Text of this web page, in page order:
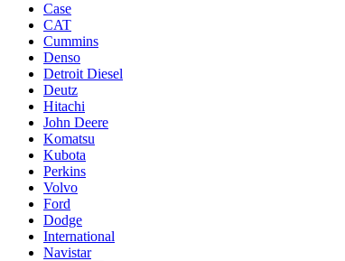
Case
CAT
Cummins
Denso
Detroit Diesel
Deutz
Hitachi
John Deere
Komatsu
Kubota
Perkins
Volvo
Ford
Dodge
International
Navistar